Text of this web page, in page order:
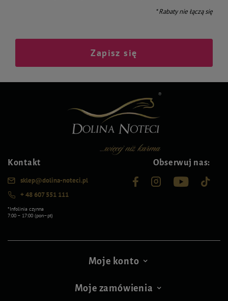
* Rabaty nie łączą się
Zapisz się
Kontakt
sklep@dolina-noteci.pl
+ 48 607 551 111
*Infolinia czynna
7:00 – 17:00 (pon–pt)
Obserwuj nas:
Moje konto
Moje zamówienia